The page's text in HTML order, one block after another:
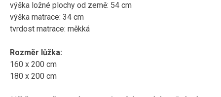
výška ložné plochy od země: 54 cm
výška matrace: 34 cm
tvrdost matrace: měkká
Rozměr lůžka:
160 x 200 cm
180 x 200 cm